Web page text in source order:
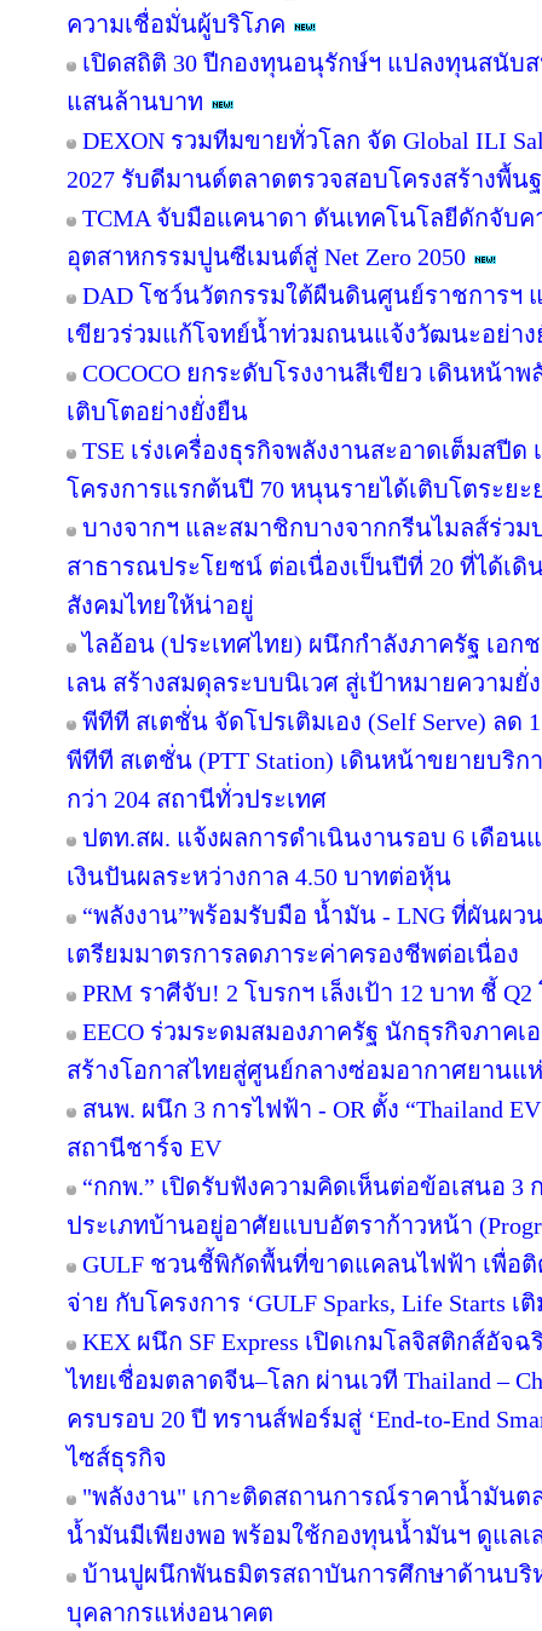
ความเชื่อมั่นผู้บริโภค
เปิดสถิติ 30 ปีกองทุนอนุรักษ์ฯ แปลงทุนสนับ
แสนล้านบาท
DEXON รวมทีมขายทั่วโลก จัด Global ILI
2027 รับดีมานด์ตลาดตรวจสอบโครงสร้างพื้น
TCMA จับมือแคนาดา ดันเทคโนโลยีดักจับค
อุตสาหกรรมปูนซีเมนต์สู่ Net Zero 2050
DAD โชว์นวัตกรรมใต้ผืนดินศูนย์ราชการฯ
เขียวร่วมแก้โจทย์น้ำท่วมถนนแจ้งวัฒนะอย่าง
COCOCO ยกระดับโรงงานสีเขียว เดินหน้า
เติบโตอย่างยั่งยืน
TSE เร่งเครื่องธุรกิจพลังงานสะอาดเต็มสปีด
โครงการแรกต้นปี 70 หนุนรายได้เติบโตระยะ
บางจากฯ และสมาชิกบางจากกรีนไมลส์ร่วม
สาธารณประโยชน์ ต่อเนื่องเป็นปีที่ 20 ที่ได้เดิ
สังคมไทยให้น่าอยู่
ไลอ้อน (ประเทศไทย) ผนึกกำลังภาครัฐ เอ
เลน สร้างสมดุลระบบนิเวศ สู่เป้าหมายความยั่
พีทีที สเตชั่น จัดโปรเติมเอง (Self Serve) ลด
พีทีที สเตชั่น (PTT Station) เดินหน้าขยายบริก
กว่า 204 สถานีทั่วประเทศ
ปตท.สผ. แจ้งผลการดำเนินงานรอบ 6 เดือน
เงินปันผลระหว่างกาล 4.50 บาทต่อหุ้น
“พลังงาน”พร้อมรับมือ น้ำมัน - LNG ที่ผันผว
เตรียมมาตรการลดภาระค่าครองชีพต่อเนื่อง
PRM ราศีจับ! 2 โบรกฯ เล็งเป้า 12 บาท ชี้
EECO ร่วมระดมสมองภาครัฐ นักธุรกิจภาค
สร้างโอกาสไทยสู่ศูนย์กลางซ่อมอากาศยานแ
สนพ. ผนึก 3 การไฟฟ้า - OR ตั้ง “Thailand
สถานีชาร์จ EV
“กกพ.” เปิดรับฟังความคิดเห็นต่อข้อเสนอ 3
ประเภทบ้านอยู่อาศัยแบบอัตราก้าวหน้า
GULF ชวนชี้พิกัดพื้นที่ขาดแคลนไฟฟ้า เพื่อ
จ่าย กับโครงการ ‘GULF Sparks, Life Starts
KEX ผนึก SF Express เปิดเกมโลจิสติกส์อัจ
ไทยเชื่อมตลาดจีน–โลก ผ่านเวที Thailand –
ครบรอบ 20 ปี ทรานส์ฟอร์มสู่ ‘End-to-End
ไซส์ธุรกิจ
"พลังงาน" เกาะติดสถานการณ์ราคาน้ำมันต
น้ำมันมีเพียงพอ พร้อมใช้กองทุนน้ำมันฯ ดูแล
บ้านปูผนึกพันธมิตรสถาบันการศึกษาด้านบริ
บุคลากรแห่งอนาคต